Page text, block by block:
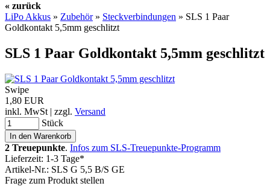
« zurück
LiPo Akkus » Zubehör» Steckverbindungen » SLS 1 Paar
Goldkontakt 5,5mm geschlitzt
SLS 1 Paar Goldkontakt 5,5mm geschlitzt
Swipe
1,80 EUR
inkl. MwSt | zzgl. Versand
Stück
2 Treuepunkte. Infos zum SLS-Treuepunkte-Programm
Lieferzeit: 1-3 Tage*
Artikel-Nr.: SLS G 5,5 B/S GE
Frage zum Produkt stellen